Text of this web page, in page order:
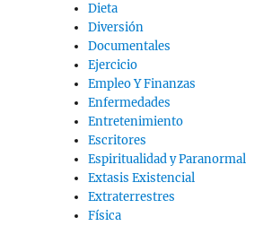
Dieta
Diversión
Documentales
Ejercicio
Empleo Y Finanzas
Enfermedades
Entretenimiento
Escritores
Espiritualidad y Paranormal
Extasis Existencial
Extraterrestres
Física